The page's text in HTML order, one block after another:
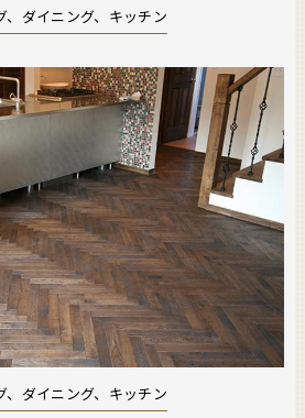
、ダイニング、キッチン
、ダイニング、キッチン